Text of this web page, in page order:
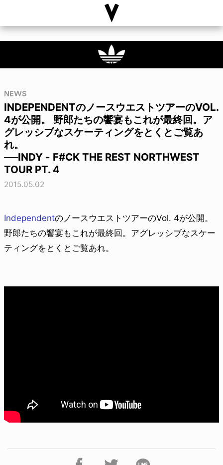
NEWS
INDEPENDENTのノースウエストツアーのVOL.
4が公開。 野郎たちの饗宴もこれが最終回。ア
グレッシブなスケーティングをとくとご覧あ
れ。
──INDY - F#CK THE REST NORTHWEST
TOUR PT. 4
2015.05.02
IndependentのノースウエストツアーのVol. 4が公開。
野郎たちの饗宴もこれが最終回。アグレッシブなスケー
ティングをとくとご覧あれ。